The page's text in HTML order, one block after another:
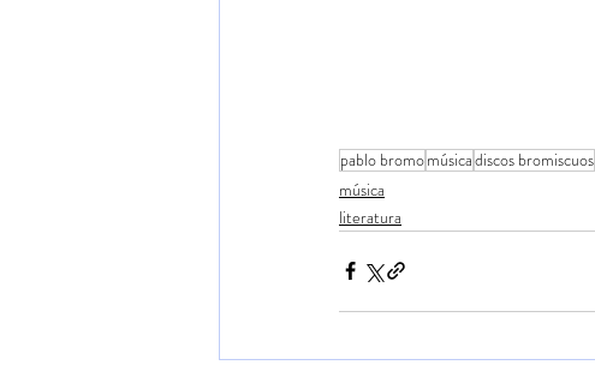
pablo bromomúsicadiscos bromiscuos
música
literatura